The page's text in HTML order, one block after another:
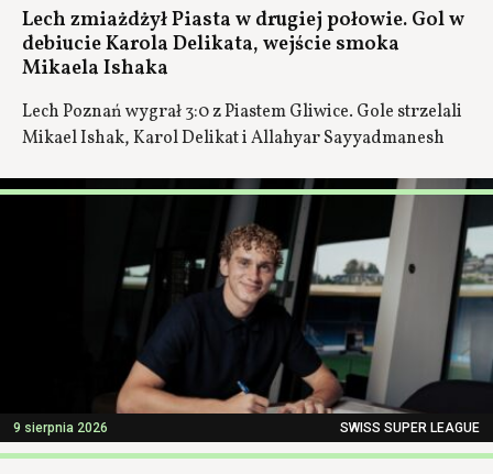
Lech zmiażdżył Piasta w drugiej połowie. Gol w
debiucie Karola Delikata, wejście smoka
Mikaela Ishaka
Lech Poznań wygrał 3:0 z Piastem Gliwice. Gole strzelali
Mikael Ishak, Karol Delikat i Allahyar Sayyadmanesh
9 sierpnia 2026 SWISS SUPER LEAGUE